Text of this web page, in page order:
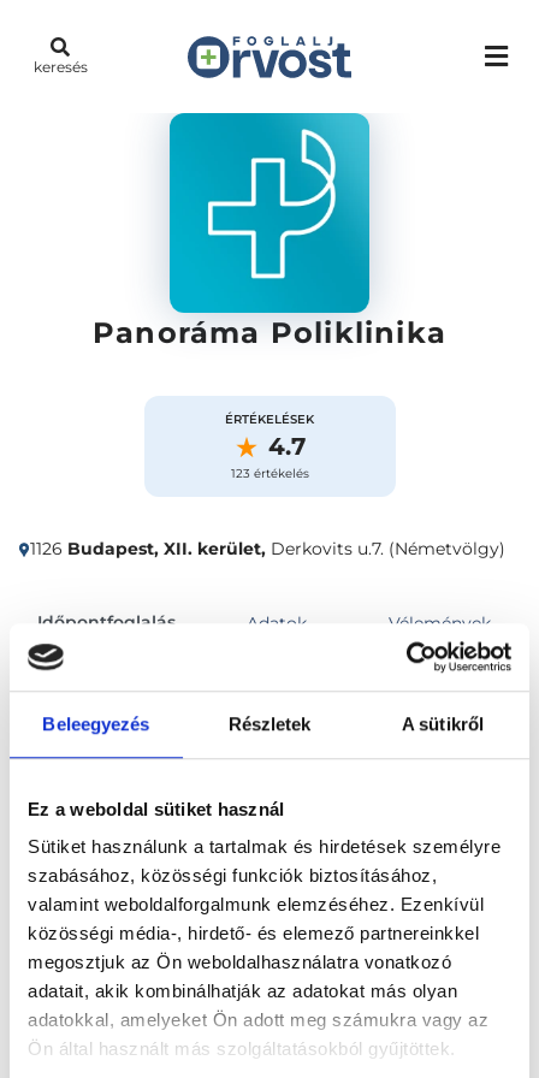
Beleegyezés Részletek A sütikről
Ez a weboldal sütiket használ
Sütiket használunk a tartalmak és hirdetések személyre
szabásához, közösségi funkciók biztosításához,
valamint weboldalforgalmunk elemzéséhez. Ezenkívül
közösségi média-, hirdető- és elemező partnereinkkel
megosztjuk az Ön weboldalhasználatra vonatkozó
adatait, akik kombinálhatják az adatokat más olyan
adatokkal, amelyeket Ön adott meg számukra vagy az
Ön által használt más szolgáltatásokból gyűjtöttek.
keresés
Panoráma Poliklinika
ÉRTÉKELÉSEK
4.7
123 értékelés
1126 Budapest, XII. kerület, Derkovits u.7. (Németvölgy)
Időpontfoglalás Adatok Vélemények
Főoldal Klinikák
Pszichiáter, Budapest, XII. kerület